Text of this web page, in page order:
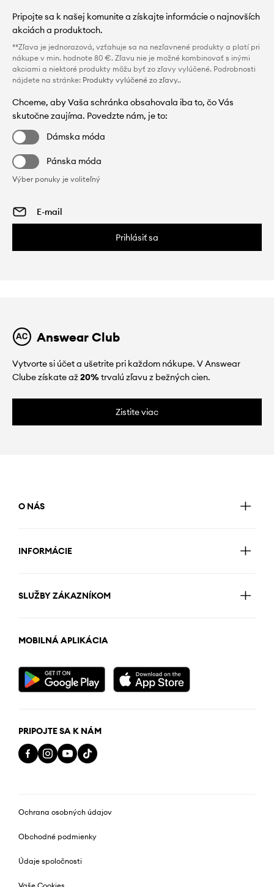
Pripojte sa k našej komunite a získajte informácie o najnovších
akciách a produktoch.
**Zľava je jednorazová, vzťahuje sa na nezľavnené produkty a platí pri
nákupe v min. hodnote 80 €. Zľavu nie je možné kombinovať s inými
akciami a niektoré produkty môžu byť zo zľavy vylúčené. Podrobnosti
nájdete na stránke: Produkty vylúčené zo zľavy..
Chceme, aby Vaša schránka obsahovala iba to, čo Vás
skutočne zaujíma. Povedzte nám, je to:
Dámska móda
Pánska móda
Výber ponuky je voliteľný
Prihlásiť sa
Answear Club
Vytvorte si účet a ušetrite pri každom nákupe. V Answear
Clube získate až20%trvalú zľavu z bežných cien.
Zistite viac
O NÁS
INFORMÁCIE
SLUŽBY ZÁKAZNÍKOM
MOBILNÁ APLIKÁCIA
PRIPOJTE SA K NÁM
Ochrana osobných údajov
Obchodné podmienky
Údaje spoločnosti